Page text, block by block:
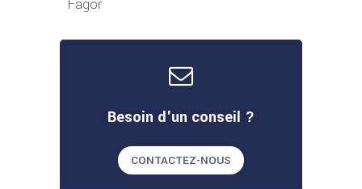
Fagor
Besoin d'un conseil ?
CONTACTEZ-NOUS